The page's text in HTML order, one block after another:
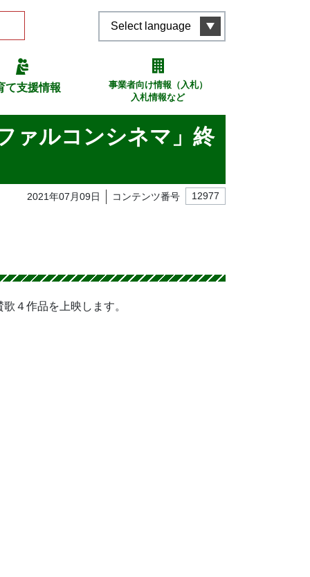
Select language
て支援情報
事業者向け情報（入札）
入札情報など
ァルコンシネマ」終
2021年07月09日 コンテンツ番号 12977
４作品を上映します。